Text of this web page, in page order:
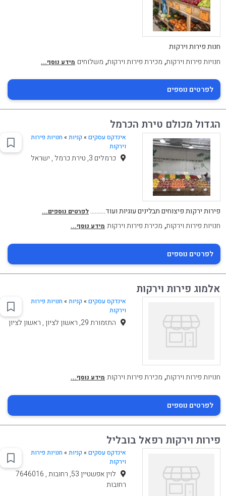
חנות פירות וירקות
חנויות פירות וירקות, מכירת פירות וירקות, משלוחים מידע נוסף...
לפרטים נוספים
הגדול מכולם טירת הכרמל
אינדקס עסקים » קניות» חנויות פירות
וירקות
כרמלים 3, טירת כרמל , ישראל
פירות ירקות פיצוחים תבלינים עוגיות ועוד..........לפרטים נוספים...
חנויות פירות וירקות, מכירת פירות וירקות מידע נוסף...
לפרטים נוספים
אלמוג פירות וירקות
אינדקס עסקים » קניות» חנויות פירות
וירקות
התזמורת 29, ראשון לציון , ראשון לציון
חנויות פירות וירקות, מכירת פירות וירקות מידע נוסף...
לפרטים נוספים
פירות וירקות רפאל בובליל
אינדקס עסקים » קניות» חנויות פירות
וירקות
לוין אפשטיין 53, רחובות , 7646016
רחובות